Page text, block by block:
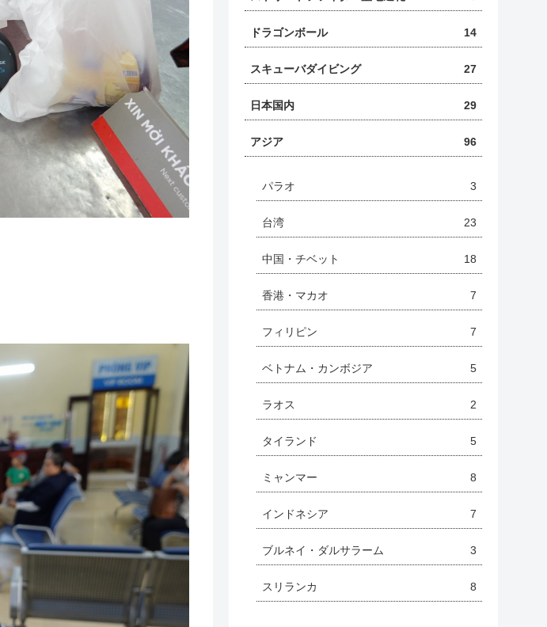
ドラゴンボール 14
スキューバダイビング 27
日本国内 29
アジア 96
パラオ 3
台湾 23
中国・チベット 18
香港・マカオ 7
フィリピン 7
ベトナム・カンボジア 5
ラオス 2
タイランド 5
ミャンマー 8
インドネシア 7
ブルネイ・ダルサラーム 3
スリランカ 8